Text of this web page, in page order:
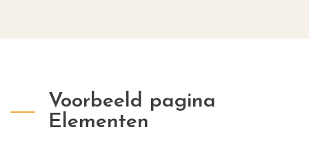
Voorbeeld pagina
Elementen